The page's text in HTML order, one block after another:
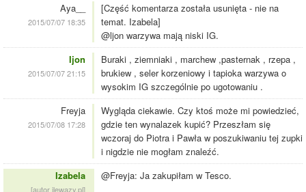
Aya__
2015/07/07 18:35
[Część komentarza została usunięta - nie na
temat. Izabela]
@ljon warzywa mają niski IG.
Ijon
2015/07/07 21:15
Buraki , ziemniaki , marchew ,pasternak , rzepa ,
brukiew , seler korzeniowy i tapioka warzywa o
wysokim IG szczególnie po ugotowaniu .
Freyja
2015/07/08 17:28
Wygląda ciekawie. Czy ktoś może mi powiedzieć,
gdzie ten wynalazek kupić? Przeszłam się
wczoraj do Piotra i Pawła w poszukiwaniu tej zupki
i nigdzie nie mogłam znaleźć.
Izabela
[autor ilewazy.pl]
@Freyja: Ja zakupiłam w Tesco.